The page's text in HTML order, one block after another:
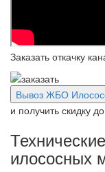
Заказать откачку
Вывоз ЖБО
и получить скидку
илососных